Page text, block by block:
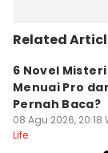
Related
6 Novel
Menuai Pro
Pernah Baca?
08 Agu 2026, 20:18
Life